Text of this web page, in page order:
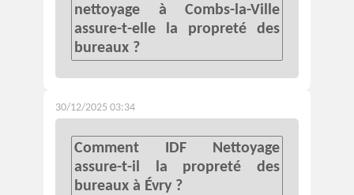
nettoyage à Combs-la-Ville
assure-t-elle la propreté des
bureaux ?
30/12/2025 03:34
Comment IDF Nettoyage
assure-t-il la propreté des
bureaux à Évry ?